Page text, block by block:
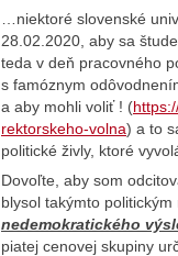
…niektoré slovenské
28.02.2020, aby sa
teda v deň pracovného
s famóznym
a aby mohli voliť ! (
rektorskeho-volna) a to
politické živly, ktoré
Dovoľte, aby som
blysol takýmto
nedemokratického
piatej cenovej skupiny